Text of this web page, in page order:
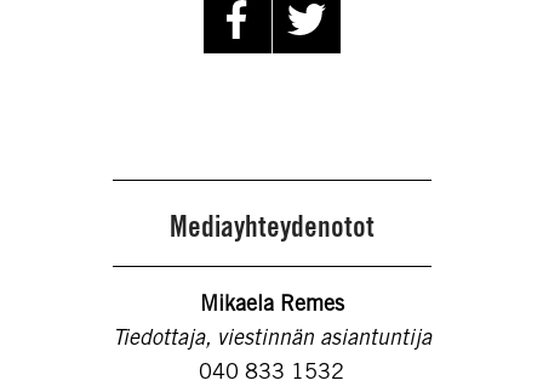
Mediayhteydenotot
Mikaela Remes
Tiedottaja, viestinnän asiantuntija
040 833 1532